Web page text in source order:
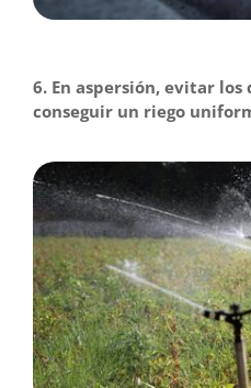
6. En aspersión, evitar
conseguir un riego